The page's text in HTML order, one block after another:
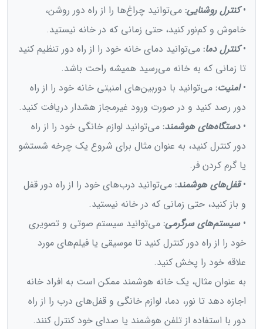
•کنترل روشنایی: می‌توانید چراغ‌ها را از راه دور روشن،
خاموش و کم‌نور کنید، حتی زمانی که در خانه نیستید.
•کنترل دما: می‌توانید دمای خانه خود را از راه دور تنظیم کنید
تا زمانی که به خانه می‌رسید همیشه راحت باشد.
•امنیت: می‌توانید با دوربین‌های امنیتی خانه خود را از راه
دور رصد کنید و در صورت ورود غیرمجاز هشدار دریافت کنید.
•دستگاه‌های هوشمند: می‌توانید لوازم خانگی خود را از راه
دور کنترل کنید، به عنوان مثال برای شروع یک چرخه شستشو
یا گرم کردن فر.
•قفل‌های هوشمند: می‌توانید درب‌های خود را از راه دور قفل
و باز کنید، حتی زمانی که در خانه نیستید.
• سیستم‌های سرگرمی: می‌توانید سیستم صوتی و تصویری
خود را از راه دور کنترل کنید تا موسیقی یا فیلم‌های مورد
علاقه خود را پخش کنید.
به عنوان مثال، یک خانه هوشمند ممکن است به افراد خانه
اجازه دهد تا نور، دما، لوازم خانگی و قفل‌های درب را از راه
دور با استفاده از تلفن هوشمند یا صدای خود کنترل کنند.